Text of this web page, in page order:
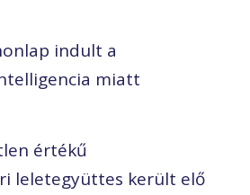
indult a
miatt
értékű
leletegyüttes került elő